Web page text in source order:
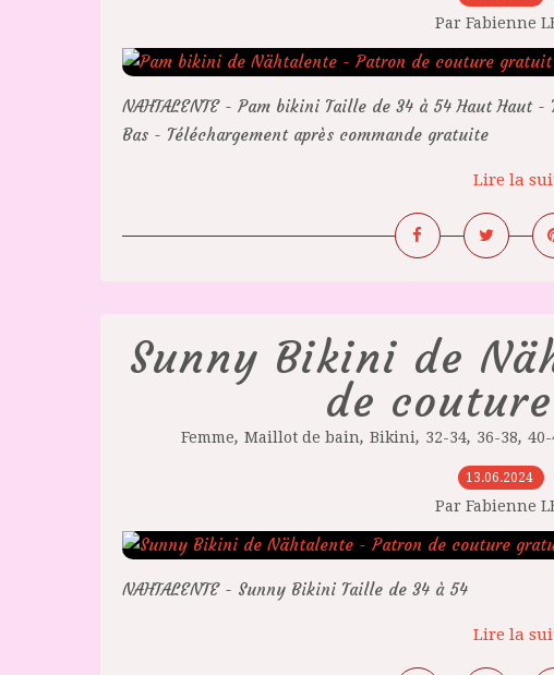
Par Fabienne
NAHTALENTE - Pam bikini Taille de 34 à 54 Haut Haut
Bas - Téléchargement après commande gratuite
Lire la
Sunny Bikini de
de
Femme, Maillot de bain, Bikini, 32-34, 36-38, 40-
13.06.2024
Par Fabienne
NAHTALENTE - Sunny Bikini Taille de 34 à 54
Lire la